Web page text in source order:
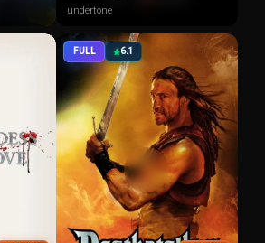
undertone
FULL 6.1